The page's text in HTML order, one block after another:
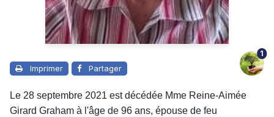
Imprimer Partager
1
Le 28 septembre 2021 est décédée Mme Reine-Aimée
Girard Graham à l'âge de 96 ans, épouse de feu